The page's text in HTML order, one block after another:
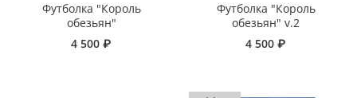
Футболка "Король
обезьян"
4 500 ₽
Футболка "Король
обезьян" v.2
4 500 ₽